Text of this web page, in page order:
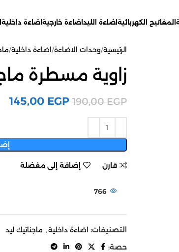
المفاتيح الكهربائيةاضاءة الليداضاءة خارجيةاضاءة داخلية
الرئيسية وحدات الاضاءة اضاءة داخلية
زاوية مسطرة
190,00EGP
145,00 EGP
قارن إضافة إلى مفضلة
766
التصنيفات: اضاءة داخلية, ماجناتيك ليد
حصة: